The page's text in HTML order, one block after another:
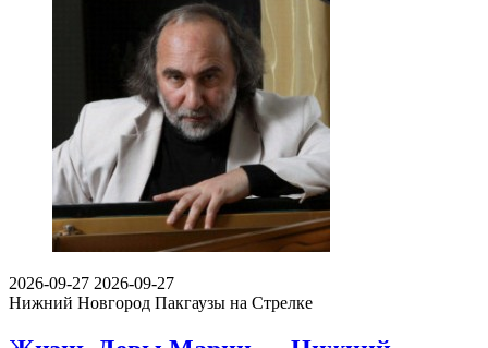
2026-09-27 2026-09-27
Нижний Новгород Пакгаузы на Стрелке